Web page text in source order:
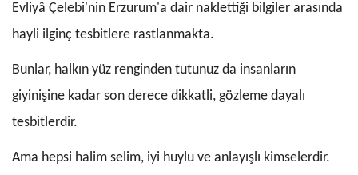
Evliyâ Çelebi'nin Erzurum'a dair naklettiği bilgiler arasında
hayli ilginç tesbitlere rastlanmakta.
Bunlar, halkın yüz renginden tutunuz da insanların
giyinişine kadar son derece dikkatli, gözleme dayalı
tesbitlerdir.
Ama hepsi halim selim, iyi huylu ve anlayışlı kimselerdir.